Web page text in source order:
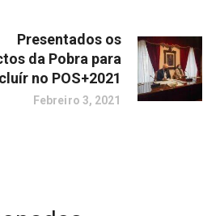
Presentados os
da Pobra para
no POS+2021
Febreiro 3, 2021